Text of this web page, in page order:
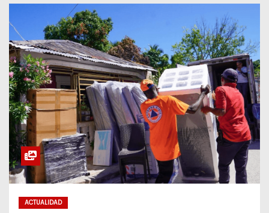
ACTUALIDAD